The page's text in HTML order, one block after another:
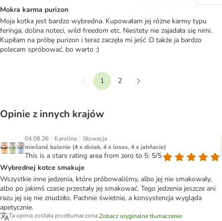
Mokra karma purizon
Moja kotka jest bardzo wybredna. Kupowałam jej różne karmy typu
feringa, dolina noteci, wild freedom etc. Niestety nie zajadała się nimi.
Kupiłam na próbę purizon i teraz zaczęła mi jeść :D także ja bardzo
polecam spróbować, bo warto :)
Wstecz1
2
Opinie z innych krajów
04.08.26 | Karolína | Słowacja
miešané balenie (4 x diviak, 4 x losos, 4 x jahňacie)
This is a stars rating area from zero to 5: 5/5
Wybrednej kotce smakuje
Wszystkie inne jedzenia, które próbowaliśmy, albo jej nie smakowały,
albo po jakimś czasie przestały jej smakować. Tego jedzenia jeszcze ani
razu jej się nie znudziło. Pachnie świetnie, a konsystencja wygląda
apetycznie.
Ta opinia została przetłumaczona.Zobacz oryginalne tłumaczenie